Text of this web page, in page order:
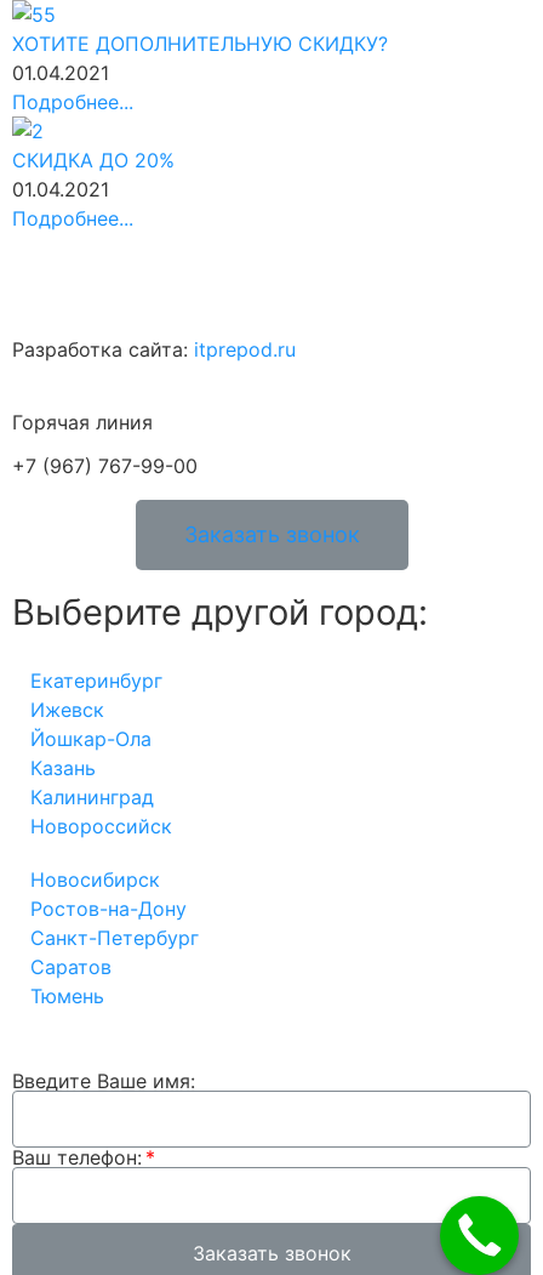
ХОТИТЕ ДОПОЛНИТЕЛЬНУЮ СКИДКУ?
01.04.2021
Подробнее...
СКИДКА ДО 20%
01.04.2021
Подробнее...
Разработка сайта: itprepod.ru
Горячая линия
+7 (967) 767-99-00
Заказать звонок
Выберите другой город:
Екатеринбург
Ижевск
Йошкар-Ола
Казань
Калининград
Новороссийск
Новосибирск
Ростов-на-Дону
Санкт-Петербург
Саратов
Тюмень
Введите Ваше имя:
Ваш телефон:
Заказать звонок